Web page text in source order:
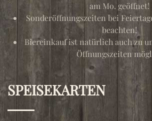
am Mo. geöffnet!
Sonderöffnungszeiten bei
beachten!
Biereinkauf ist natürlich auch zu
Öffnungszeiten
SPEISEKARTEN